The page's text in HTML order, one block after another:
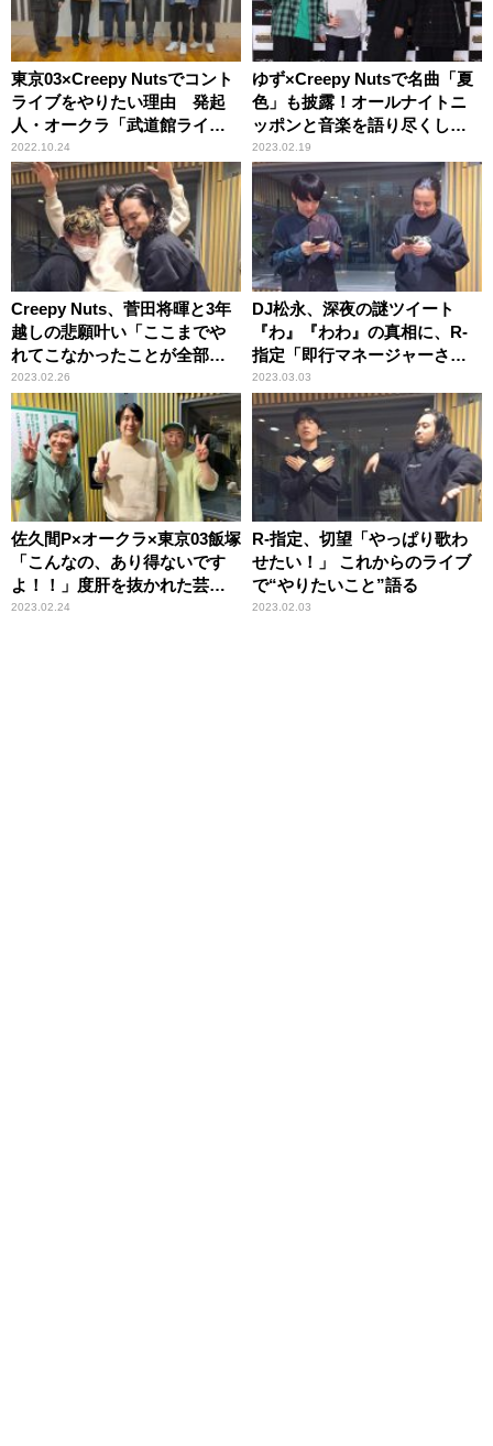
東京03×Creepy Nutsでコント
ライブをやりたい理由 発起
人・オークラ「武道館ライブ
が、最高だったんです」
2022.10.24
ゆず×Creepy Nutsで名曲「夏
色」も披露！オールナイトニ
ッポンと音楽を語り尽くした
贅沢な時間
2023.02.19
Creepy Nuts、菅田将暉と3年
越しの悲願叶い「ここまでや
れてこなかったことが全部、
本当に報われた」
2023.02.26
DJ松永、深夜の謎ツイート
『わ』『わわ』の真相に、R-
指定「即行マネージャーさん
に電話！」
2023.03.03
佐久間P×オークラ×東京03飯塚
「こんなの、あり得ないです
よ！！」度肝を抜かれた芸人
を明かす
2023.02.24
R-指定、切望「やっぱり歌わ
せたい！」 これからのライブ
で“やりたいこと”語る
2023.02.03